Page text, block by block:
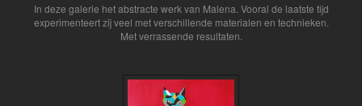
In deze galerie het abstracte werk van Malena. Vooral de laatste tijd
experimenteert zij veel met verschillende materialen en technieken.
Met verrassende resultaten.